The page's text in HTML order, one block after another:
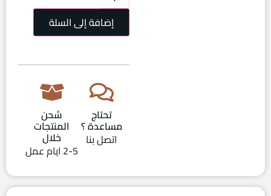
إضافة إلى السلة
تحتاج
مساعدة ؟
اتصل بنا
شحن
المنتجات
خلال
2-5 ايام عمل